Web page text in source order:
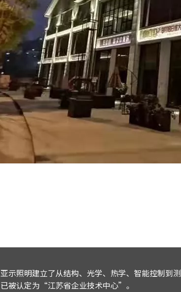
亚示照明建立了从结构、光学、热学、智能控制到
已被认定为“江苏省企业技术中心”。